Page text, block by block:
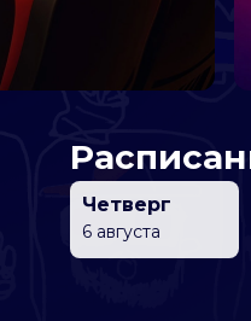
Четверг
6 августа